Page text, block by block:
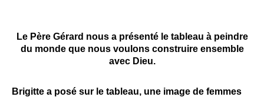
Le Père Gérard nous a présenté le tableau à peindre
du monde que nous voulons construire ensemble
avec Dieu.
Brigitte a posé sur le tableau, une image de femmes